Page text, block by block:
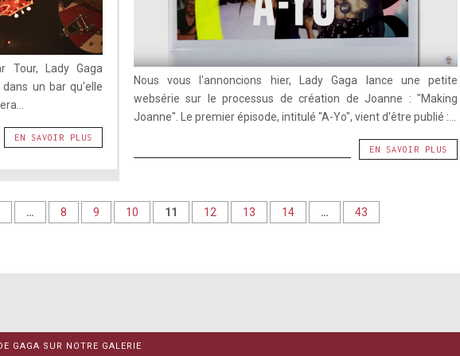
Tour, Lady Gaga
un bar qu'elle
EN SAVOIR PLUS
Nous vous l'annoncions hier, Lady Gaga lance une petite
websérie sur le processus de création de Joanne : "Making
Joanne". Le premier épisode, intitulé "A-Yo", vient d'être publié :...
EN SAVOIR PLUS
… 8 9 10 11 12 13 14 … 43
GAGA SUR NOTRE GALERIE